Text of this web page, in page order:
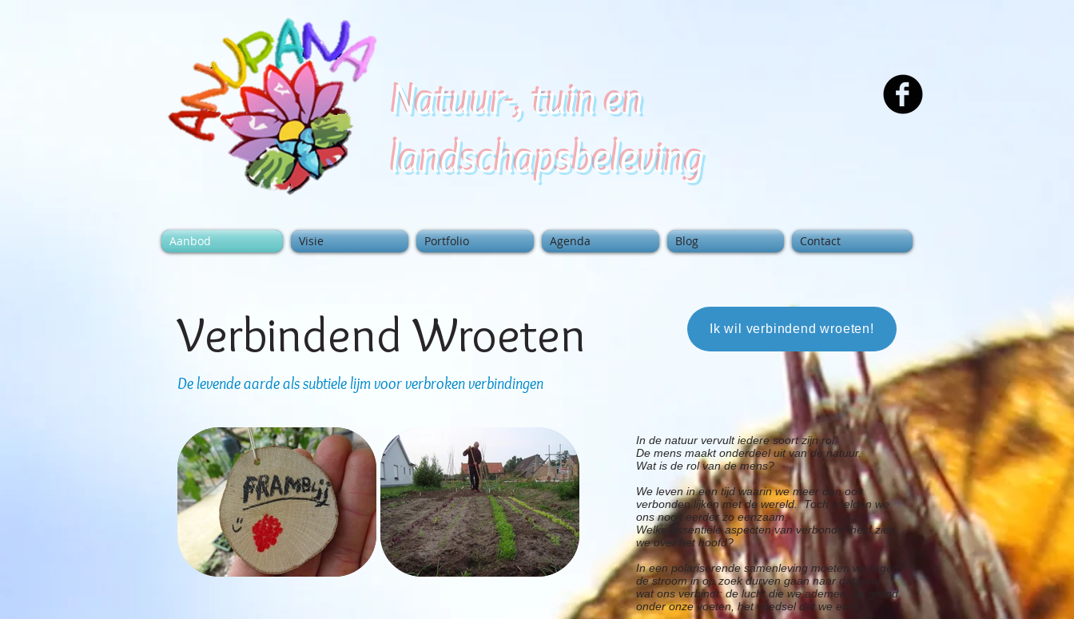
Natuur-, tuin en
landschapsbeleving
Aanbod Visie Portfolio Agenda Blog Contact
Verbindend Wroeten
De levende aarde als subtiele lijm voor verbroken verbindingen
Ik wil verbindend wroeten!
In de natuur vervult iedere soort zijn rol.
De mens maakt onderdeel uit van de natuur.
Wat is de rol van de mens?
We leven in een tijd waarin we meer dan ooit
verbonden lijken met de wereld. Toch voelden we
ons nooit eerder zo eenzaam.
Welke essentiële aspecten van verbondenheid zien
we over het hoofd?
In een polariserende samenleving moeten we tegen
de stroom in op zoek durven gaan naar datgene
wat ons verbindt: de lucht die we ademen, de grond
onder onze voeten, het voedsel dat we eten.